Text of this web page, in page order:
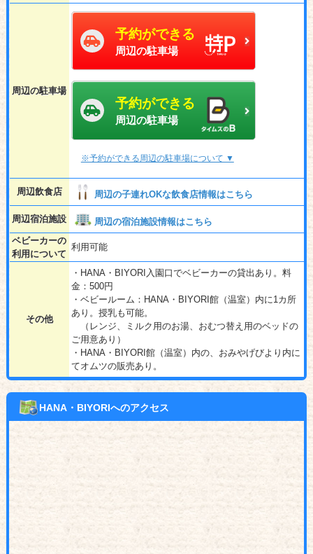
周辺の駐車場
予約ができる
周辺の駐車場
予約ができる
周辺の駐車場
※予約ができる周辺の駐車場について ▼
周辺飲食店 周辺の子連れOKな飲食店情報はこちら
周辺宿泊施設
周辺の宿泊施設情報はこちら
ベビーカーの
利用について
利用可能
その他
・HANA・BIYORI入園口でベビーカーの貸出あり。料
金：500円
・ベビールーム：HANA・BIYORI館（温室）内に1カ所
あり。授乳も可能。
（レンジ、ミルク用のお湯、おむつ替え用のベッドの
ご用意あり）
・HANA・BIYORI館（温室）内の、おみやげびより内に
てオムツの販売あり。
HANA・BIYORIへのアクセス